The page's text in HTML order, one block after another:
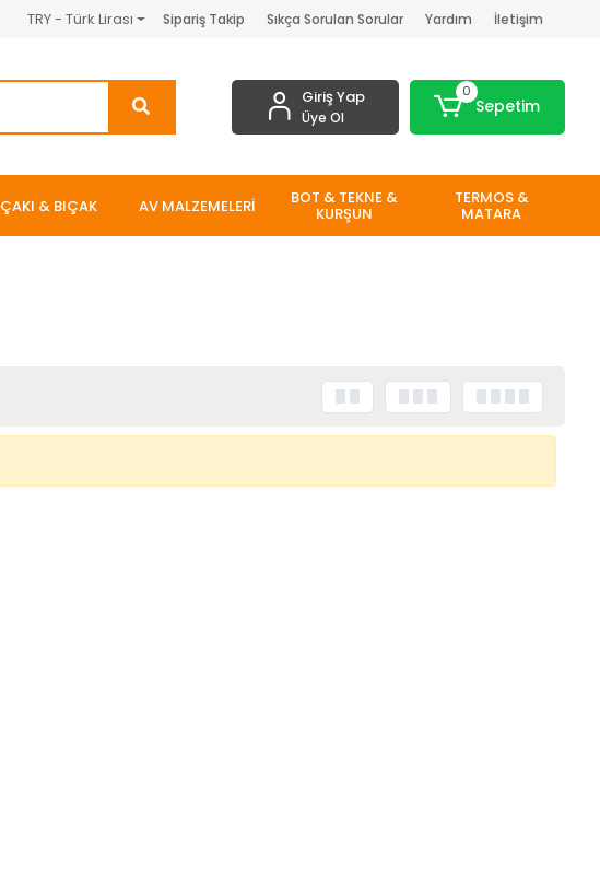
TRY - Türk Lirası Sipariş Takip Sıkça Sorulan Sorular Yardım İletişim
Giriş Yap
Üye Ol
0
Sepetim
ÇAKI & BIÇAK AV MALZEMELERİ BOT & TEKNE &
KURŞUN
TERMOS &
MATARA